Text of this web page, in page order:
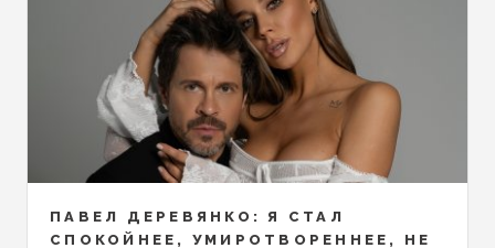
ПАВЕЛ ДЕРЕВЯНКО: Я СТАЛ
СПОКОЙНЕЕ, УМИРОТВОРЕННЕЕ, НЕ